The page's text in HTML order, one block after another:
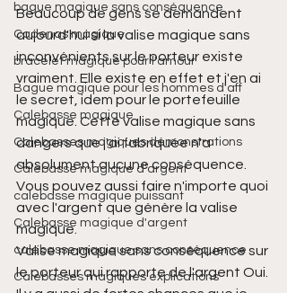
bague magique sans conséquence
Cadenas magique
bracelet magique pour l'amour
Bague magique pour les hommes d'aff
Calebasse magique
Calebasses magiques démonstrations
Calebasse magique d’argent
calebasse magique puissant
Calebasse magique d'argent
calebasse magique sans conséquence
Calebasses magiques explications
Beaucoup de gens se demandent
aujourd'hui si la valise magique sans
inconvénients sur le porteur existe
vraiment. Elle existe en effet et j'en ai
le secret, idem pour le portefeuille
magique. Cette valise magique sans
dangers que j'ai fabriquée n'a
absolument aucune conséquence.
Vous pouvez aussi faire n'importe quoi
avec l'argent que génère la valise
magique.
Valise magique sans conséquence sur
le porteur qui rapporte de l'argent Oui.